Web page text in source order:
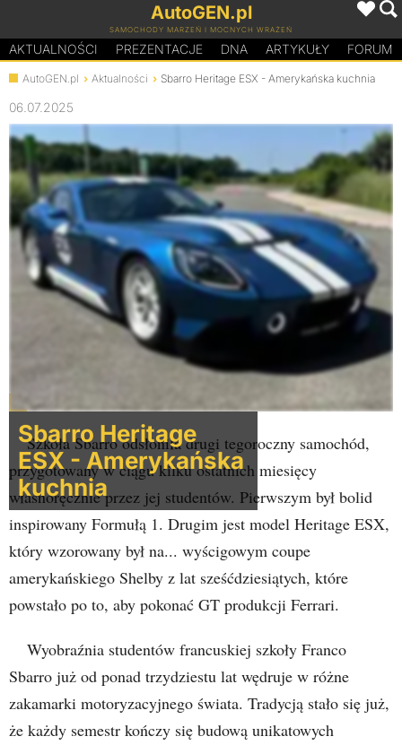
AutoGEN.pl
SAMOCHODY MARZEŃ I MOCNYCH WRAŻEŃ
AKTUALNOŚCI PREZENTACJE DNA ARTYKUŁY FORUM
AutoGEN.pl Aktualności Sbarro Heritage ESX - Amerykańska kuchnia
06.07.2025
Sbarro Heritage
ESX - Amerykańska
kuchnia
Szkoła Sbarro odsłoniła drugi tegoroczny samochód,
przygotowany w ciągu kilku ostatnich miesięcy
własnoręcznie przez jej studentów. Pierwszym był bolid
inspirowany Formułą 1. Drugim jest model Heritage ESX,
który wzorowany był na... wyścigowym coupe
amerykańskiego Shelby z lat sześćdziesiątych, które
powstało po to, aby pokonać GT produkcji Ferrari.
Wyobraźnia studentów francuskiej szkoły Franco
Sbarro już od ponad trzydziestu lat wędruje w różne
zakamarki motoryzacyjnego świata. Tradycją stało się już,
że każdy semestr kończy się budową unikatowych